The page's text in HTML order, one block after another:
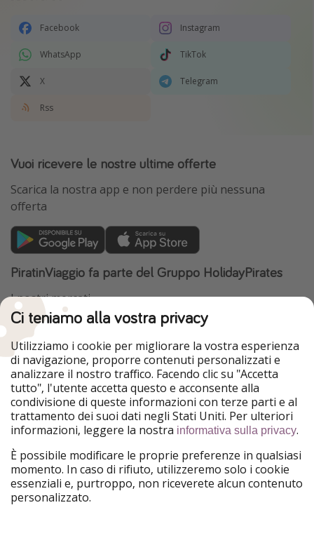
Facebook Instagram
WhatsApp TikTok
X Telegram
Rss
Vuoi ricevere le nostre ultime offerte
Scarica la nostra app e non perdere più nessuna
offerta
PiratinViaggio fa parte del Gruppo HolidayPirates
I nostri mercati
HolidayPirates
VakantiePiraten
WakacyjniPiraci
Ferienpiraten
Urlaubspiraten
Urlaubspiraten
ViajerosPiratas
TravelPirates
Il nostro gruppo
HolidayPirates Group
Conoscici meglio
Chi siamo
Lavora con noi
Informazioni legali
Termini d' Uso
Ci teniamo alla vostra privacy
Utilizziamo i cookie per migliorare la vostra esperienza
di navigazione, proporre contenuti personalizzati e
analizzare il nostro traffico. Facendo clic su "Accetta
tutto", l'utente accetta questo e acconsente alla
condivisione di queste informazioni con terze parti e al
trattamento dei suoi dati negli Stati Uniti. Per ulteriori
informazioni, leggere la nostra informativa sulla privacy.
È possibile modificare le proprie preferenze in qualsiasi
momento. In caso di rifiuto, utilizzeremo solo i cookie
essenziali e, purtroppo, non riceverete alcun contenuto
personalizzato.